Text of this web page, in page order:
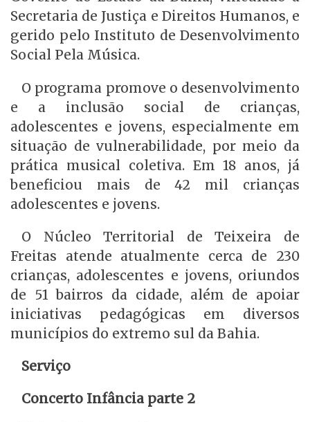
Secretaria de Justiça e Direitos Humanos, e
gerido pelo Instituto de Desenvolvimento
Social Pela Música.
O programa promove o desenvolvimento
e a inclusão social de crianças,
adolescentes e jovens, especialmente em
situação de vulnerabilidade, por meio da
prática musical coletiva. Em 18 anos, já
beneficiou mais de 42 mil crianças
adolescentes e jovens.
O Núcleo Territorial de Teixeira de
Freitas atende atualmente cerca de 230
crianças, adolescentes e jovens, oriundos
de 51 bairros da cidade, além de apoiar
iniciativas pedagógicas em diversos
municípios do extremo sul da Bahia.
Serviço
Concerto Infância parte 2